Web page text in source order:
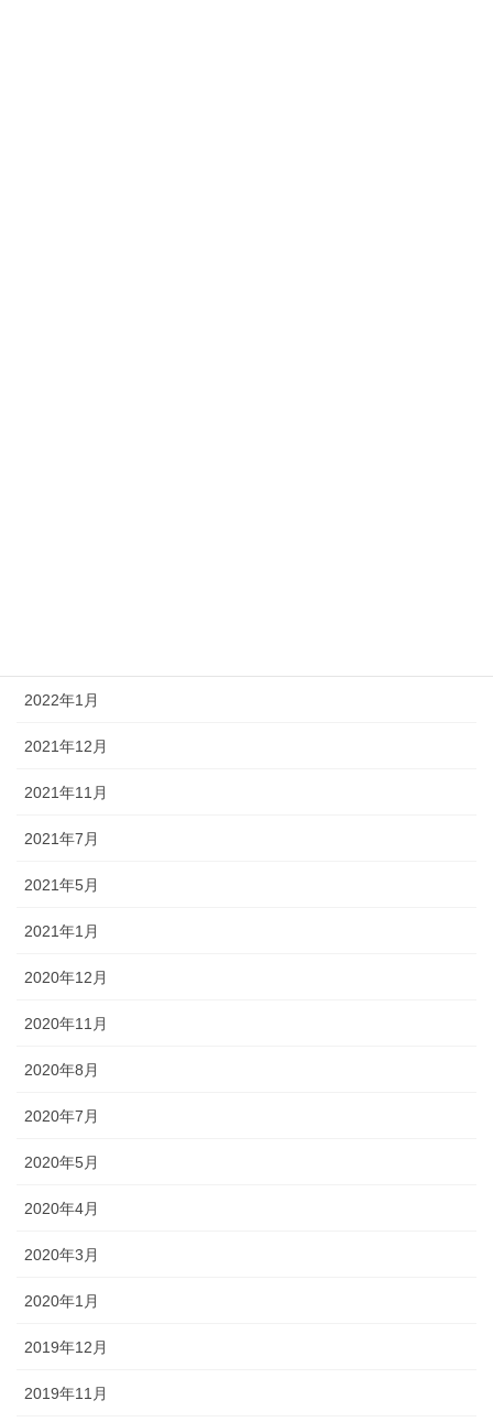
2022年1月
2021年12月
2021年11月
2021年7月
2021年5月
2021年1月
2020年12月
2020年11月
2020年8月
2020年7月
2020年5月
2020年4月
2020年3月
2020年1月
2019年12月
2019年11月